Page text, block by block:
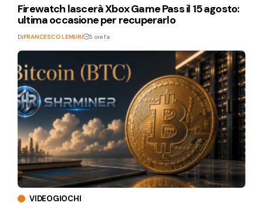
Firewatch lascerà Xbox Game Pass il 15 agosto:
ultima occasione per recuperarlo
DiFRANCESCO LEMURI 5 ore fa
VIDEOGIOCHI